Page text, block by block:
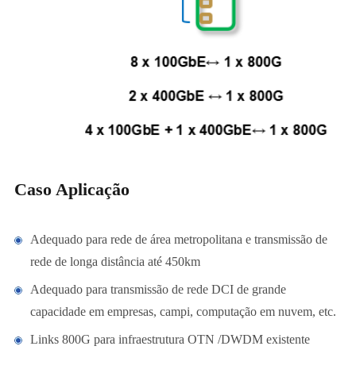
Caso Aplicação
Adequado para rede de área metropolitana e transmissão de
rede de longa distância até 450km
Adequado para transmissão de rede DCI de grande
capacidade em empresas, campi, computação em nuvem, etc.
Links 800G para infraestrutura OTN /DWDM existente